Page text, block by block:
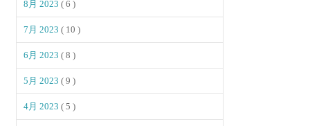
8月 2023( 6 )
7月 2023( 10 )
6月 2023( 8 )
5月 2023( 9 )
4月 2023( 5 )